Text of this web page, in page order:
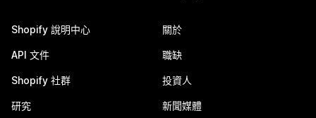
Shopify 說明中心
API 文件
Shopify 社群
研究
關於
職缺
投資人
新聞媒體